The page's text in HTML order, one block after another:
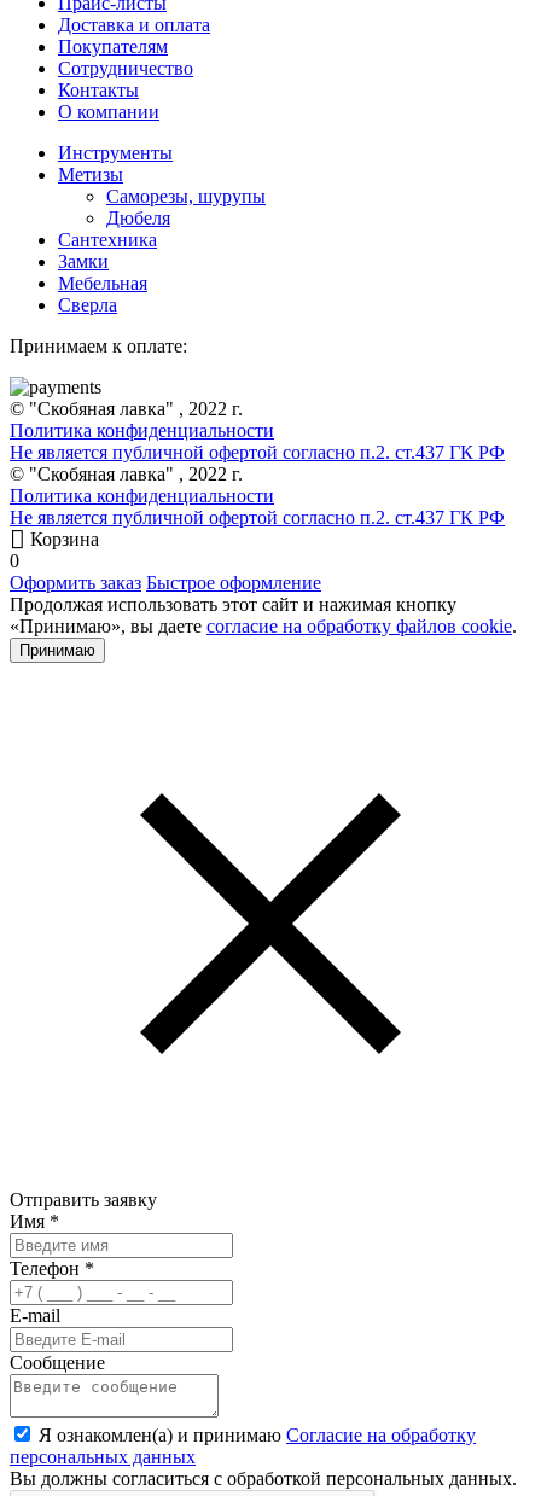
Доставка и оплата
Покупателям
Сотрудничество
Контакты
О компании
Инструменты
Метизы
Саморезы, шурупы
Дюбеля
Сантехника
Замки
Мебельная
Сверла
Принимаем к оплате:
© "Скобяная лавка" , 2022 г.
Политика конфиденциальности
Не является публичной офертой согласно п.2. ст.437 ГК РФ
© "Скобяная лавка" , 2022 г.
Политика конфиденциальности
Не является публичной офертой согласно п.2. ст.437 ГК РФ
Корзина
0
Оформить заказ Быстрое оформление
Продолжая использовать этот сайт и нажимая кнопку
«Принимаю», вы даете согласие на обработку файлов cookie.
Принимаю
Отправить заявку
Имя *
Телефон *
E-mail
Сообщение
Я ознакомлен(а) и принимаю Согласие на обработку
персональных данных
Вы должны согласиться с обработкой персональных данных.